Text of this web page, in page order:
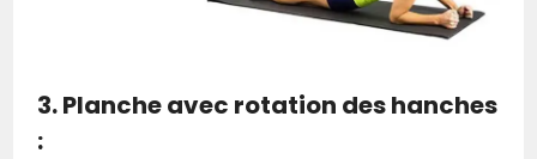
3. Planche avec rotation des hanches
: